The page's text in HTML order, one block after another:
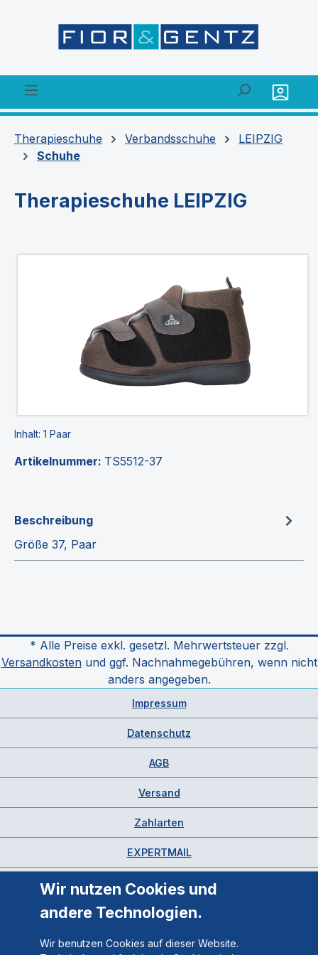
Therapieschuhe Verbandsschuhe
LEIPZIG
Schuhe
Therapieschuhe LEIPZIG
Inhalt: 1 Paar
Artikelnummer: TS5512-37
Beschreibung
Größe 37, Paar
* Alle Preise exkl. gesetzl. Mehrwertsteuer zzgl.
Versandkostenund ggf. Nachnahmegebühren, wenn nicht
anders angegeben.
Impressum
Datenschutz
AGB
Versand
Zahlarten
EXPERTMAIL
Wir nutzen Cookies und
andere Technologien.
Wir benutzen Cookies auf dieser Website.